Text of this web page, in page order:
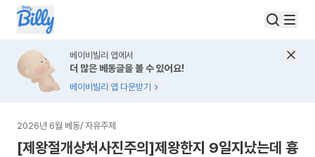
베이비빌리 앱에서
더 많은 베동글을 볼 수 있어요!
베이비빌리 앱 다운받기
2026년 6월 베동/ 자유주제
[제왕절개상처사진주의]제왕한지 9일지났는데 흉